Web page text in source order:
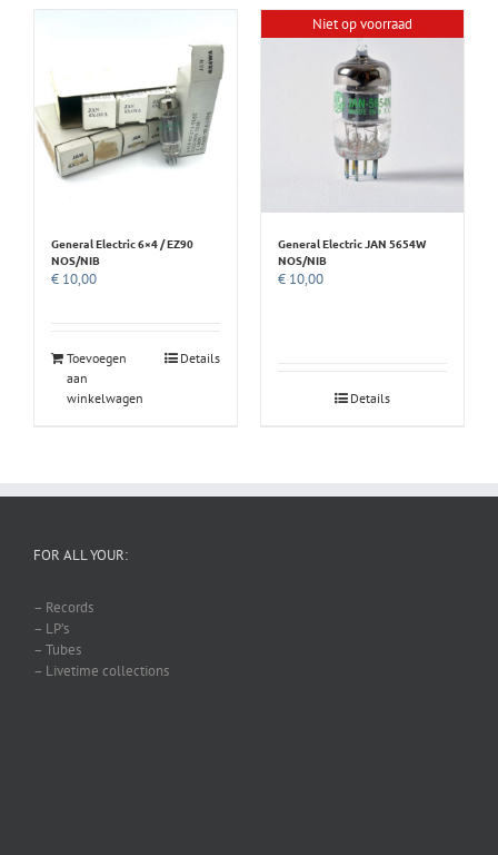
General Electric 6×4 / EZ90
NOS/NIB
€ 10,00
Toevoegen
aan
winkelwagen
Details
Niet op voorraad
General Electric JAN 5654W
NOS/NIB
€ 10,00
Details
FOR ALL YOUR:
– Records
– LP’s
– Tubes
– Livetime collections